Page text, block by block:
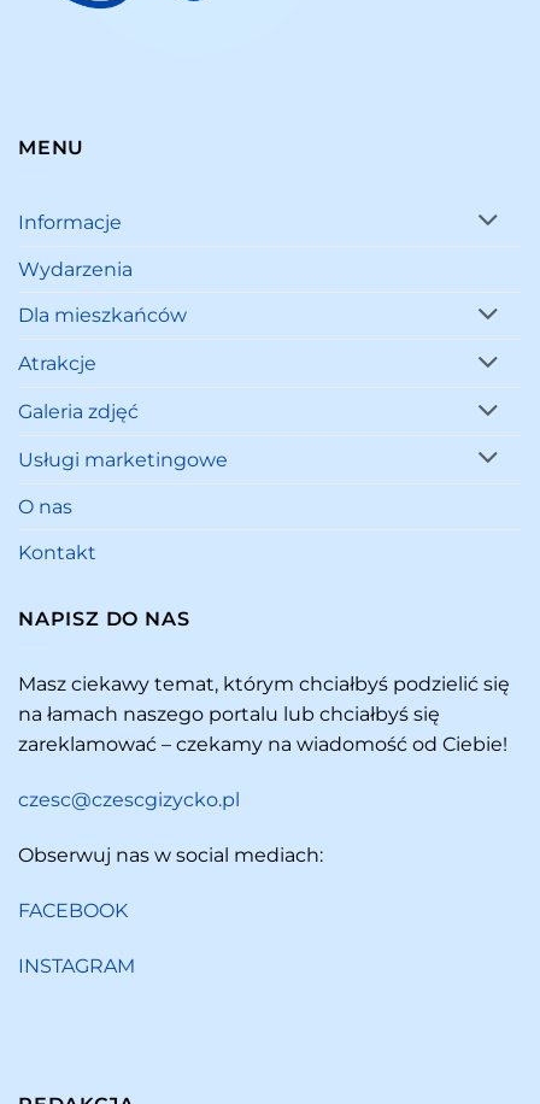
MENU
Informacje
Wydarzenia
Dla mieszkańców
Atrakcje
Galeria zdjęć
Usługi marketingowe
O nas
Kontakt
NAPISZ DO NAS
Masz ciekawy temat, którym chciałbyś podzielić się
na łamach naszego portalu lub chciałbyś się
zareklamować – czekamy na wiadomość od Ciebie!
czesc@czescgizycko.pl
Obserwuj nas w social mediach:
FACEBOOK
INSTAGRAM